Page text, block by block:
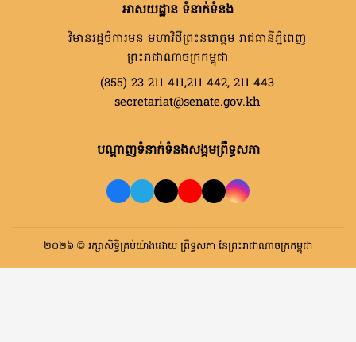
អាសយដ្ឋាន ទំនាក់ទំនង
វិមានរដ្ឋចំការមន មហាវិថីព្រះនរោត្តម រាជធានីភ្នំពេញ
ព្រះរាជាណាចក្រកម្ពុជា
(855) 23 211 411,211 442, 211 443
secretariat@senate.gov.kh
បណ្តាញទំនាក់ទំនងសង្គមព្រឹទ្ធសភា
២០២៦ © រក្សាសិទ្ធិគ្រប់យ៉ាងដោយ ព្រឹទ្ធសភា នៃព្រះរាជាណាចក្រកម្ពុជា